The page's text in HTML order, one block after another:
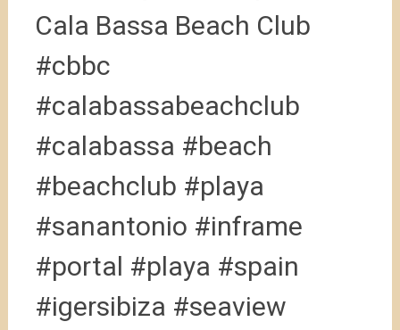
Cala Bassa Beach Club
#cbbc
#calabassabeachclub
#calabassa #beach
#beachclub #playa
#sanantonio #inframe
#portal #playa #spain
#igersibiza #seaview